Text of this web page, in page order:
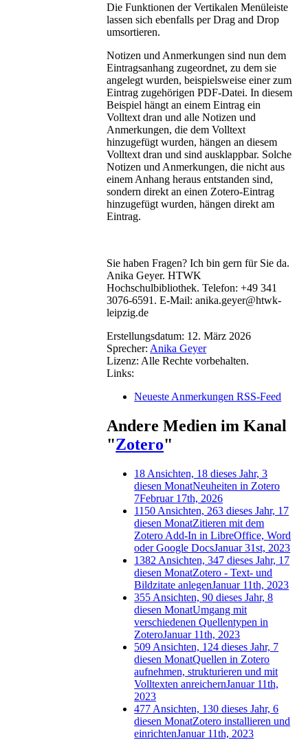
Die Funktionen der Vertikalen Menüleiste
lassen sich ebenfalls per Drag and Drop
umsortieren.
Notizen und Anmerkungen sind nun dem
Eintragsanhang zugeordnet, zu dem sie
angelegt wurden, beispielsweise einer zum
Eintrag zugehörigen PDF-Datei. In diesem
Beispiel hängt an einem Eintrag ein
Volltext dran und alle Notizen und
Anmerkungen, die dem Volltext
hinzugefügt wurden, hängen an diesem
Volltext dran und sind ausklappbar. Solche
Notizen und Anmerkungen, die nicht aus
einem Anhang heraus entstanden sind,
sondern direkt an einen Zotero-Eintrag
hinzugefügt wurden, hängen direkt am
Eintrag.
Sie haben Fragen? Ich bin gern für Sie da.
Anika Geyer. HTWK
Hochschulbibliothek. Telefon: +49 341
3076-6591. E-Mail: anika.geyer@htwk-
leipzig.de
Erstellungsdatum: 12. März 2026
Sprecher: Anika Geyer
Lizenz: Alle Rechte vorbehalten.
Links:
Neueste Anmerkungen RSS-Feed
Andere Medien im Kanal
"Zotero"
18 Ansichten, 18 dieses Jahr, 3
diesen MonatNeuheiten in Zotero
7Februar 17th, 2026
1150 Ansichten, 263 dieses Jahr, 17
diesen MonatZitieren mit dem
Zotero Add-In in LibreOffice, Word
oder Google DocsJanuar 31st, 2023
1382 Ansichten, 347 dieses Jahr, 17
diesen MonatZotero - Text- und
Bildzitate anlegenJanuar 11th, 2023
355 Ansichten, 90 dieses Jahr, 8
diesen MonatUmgang mit
verschiedenen Quellentypen in
ZoteroJanuar 11th, 2023
509 Ansichten, 124 dieses Jahr, 7
diesen MonatQuellen in Zotero
aufnehmen, strukturieren und mit
Volltexten anreichernJanuar 11th,
2023
477 Ansichten, 130 dieses Jahr, 6
diesen MonatZotero installieren und
einrichtenJanuar 11th, 2023